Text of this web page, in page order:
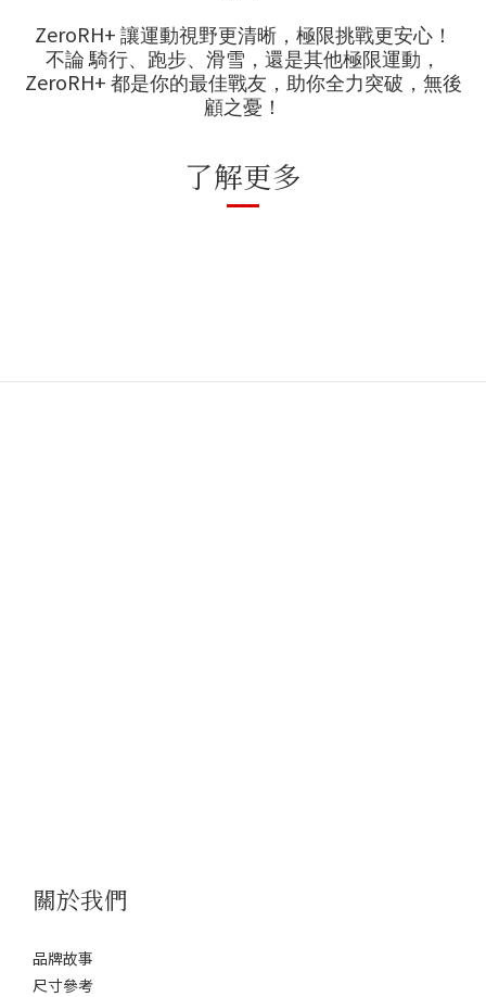
ZeroRH+ 讓運動視野更清晰，極限挑戰更安心！
不論 騎行、跑步、滑雪，還是其他極限運動，
ZeroRH+ 都是你的最佳戰友，助你全力突破，無後
顧之憂！
了解更多
關於我們
品牌故事
尺寸參考